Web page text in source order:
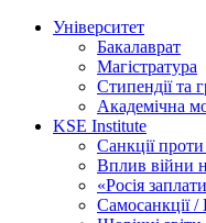
Університет
Бакалаврат
Магістратура
Стипендії та
Академічна
KSE Institute
Санкції проти
Вплив війни
«Росія
Самосанкції /